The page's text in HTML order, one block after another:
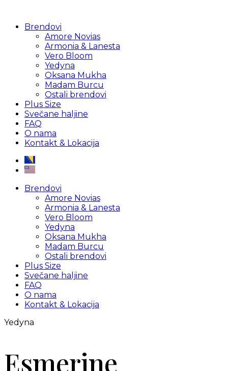
Brendovi
Amore Novias
Armonia & Lanesta
Vero Bloom
Yedyna
Oksana Mukha
Madam Burcu
Ostali brendovi
Plus Size
Svečane haljine
FAQ
O nama
Kontakt & Lokacija
Brendovi
Amore Novias
Armonia & Lanesta
Vero Bloom
Yedyna
Oksana Mukha
Madam Burcu
Ostali brendovi
Plus Size
Svečane haljine
FAQ
O nama
Kontakt & Lokacija
Yedyna
Esmerine